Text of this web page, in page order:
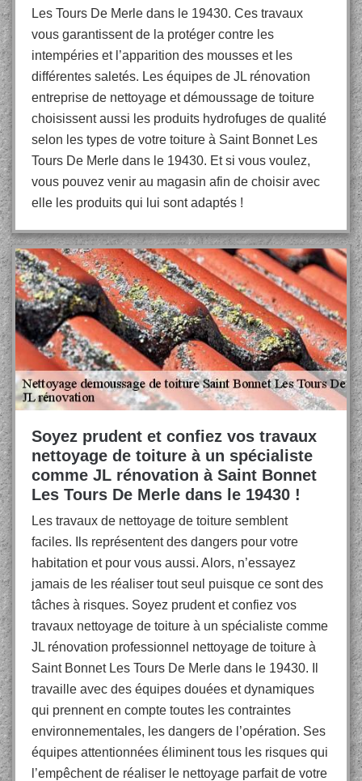
Les Tours De Merle dans le 19430. Ces travaux
vous garantissent de la protéger contre les
intempéries et l’apparition des mousses et les
différentes saletés. Les équipes de JL rénovation
entreprise de nettoyage et démoussage de toiture
choisissent aussi les produits hydrofuges de qualité
selon les types de votre toiture à Saint Bonnet Les
Tours De Merle dans le 19430. Et si vous voulez,
vous pouvez venir au magasin afin de choisir avec
elle les produits qui lui sont adaptés !
Soyez prudent et confiez vos travaux
nettoyage de toiture à un spécialiste
comme JL rénovation à Saint Bonnet
Les Tours De Merle dans le 19430 !
Les travaux de nettoyage de toiture semblent
faciles. Ils représentent des dangers pour votre
habitation et pour vous aussi. Alors, n’essayez
jamais de les réaliser tout seul puisque ce sont des
tâches à risques. Soyez prudent et confiez vos
travaux nettoyage de toiture à un spécialiste comme
JL rénovation professionnel nettoyage de toiture à
Saint Bonnet Les Tours De Merle dans le 19430. Il
travaille avec des équipes douées et dynamiques
qui prennent en compte toutes les contraintes
environnementales, les dangers de l’opération. Ses
équipes attentionnées éliminent tous les risques qui
l’empêchent de réaliser le nettoyage parfait de votre